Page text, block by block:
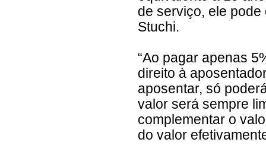
de serviço, ele
Stuchi.
“Ao pagar apenas
direito à
aposentar, só
valor será sempre
complementar o
do valor